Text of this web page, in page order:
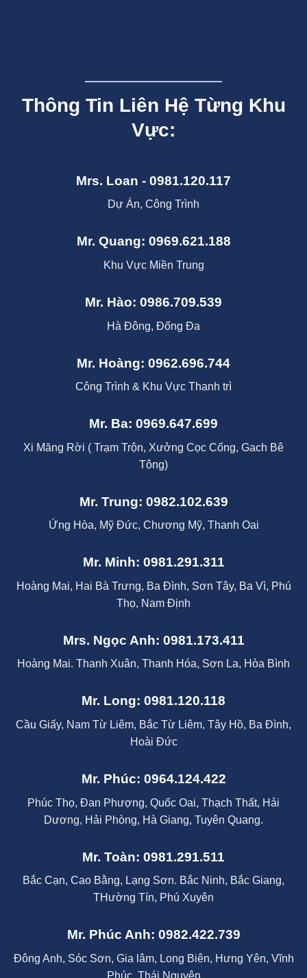
Thông Tin Liên Hệ Từng Khu
Vực:
Mrs. Loan - 0981.120.117
Dự Án, Công Trình
Mr. Quang: 0969.621.188
Khu Vực Miền Trung
Mr. Hào: 0986.709.539
Hà Đông, Đống Đa
Mr. Hoàng: 0962.696.744
Công Trình & Khu Vực Thanh trì
Mr. Ba: 0969.647.699
Xi Măng Rời ( Trạm Trộn, Xưởng Cọc Cống, Gach Bê
Tông)
Mr. Trung: 0982.102.639
Ứng Hòa, Mỹ Đức, Chương Mỹ, Thanh Oai
Mr. Minh: 0981.291.311
Hoàng Mai, Hai Bà Trưng, Ba Đình, Sơn Tây, Ba Vì, Phú
Thọ, Nam Định
Mrs. Ngọc Anh: 0981.173.411
Hoàng Mai. Thanh Xuân, Thanh Hóa, Sơn La, Hòa Bình
Mr. Long: 0981.120.118
Cầu Giấy, Nam Từ Liêm, Bắc Từ Liêm, Tây Hồ, Ba Đình,
Hoài Đức
Mr. Phúc: 0964.124.422
Phúc Thọ, Đan Phượng, Quốc Oai, Thạch Thất, Hải
Dương, Hải Phòng, Hà Giang, Tuyên Quang.
Mr. Toàn: 0981.291.511
Bắc Cạn, Cao Bằng, Lạng Sơn. Bắc Ninh, Bắc Giang,
THường Tín, Phú Xuyên
Mr. Phúc Anh: 0982.422.739
Đông Anh, Sóc Sơn, Gia lâm, Long Biên, Hưng Yên, Vĩnh
Phúc, Thái Nguyên